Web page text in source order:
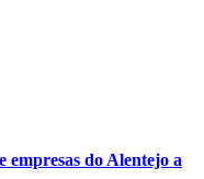
empresas do Alentejo a